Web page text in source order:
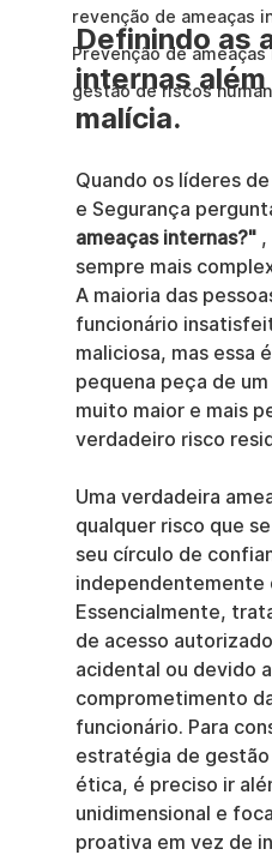
revenção de ameaças
Prevenção de ameaças
gestão de riscos
Definindo as
internas além
malícia.
Quando os líderes
e Segurança
ameaças internas?" ,
sempre mais
A maioria das
funcionário
maliciosa, mas essa
pequena peça de
muito maior e mais
verdadeiro risco
Uma verdadeira
qualquer risco que
seu círculo de
independentemente
Essencialmente,
de acesso
acidental ou devido
comprometimento
funcionário. Para
estratégia de
ética, é preciso ir
unidimensional e
proativa em vez de